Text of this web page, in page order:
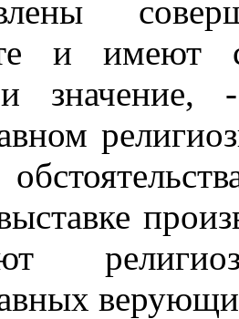
и имеют
значение,